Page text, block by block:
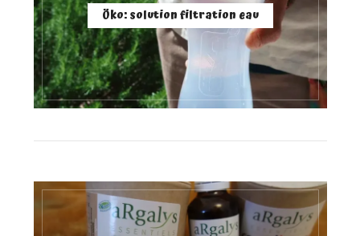
Öko: solution filtration eau